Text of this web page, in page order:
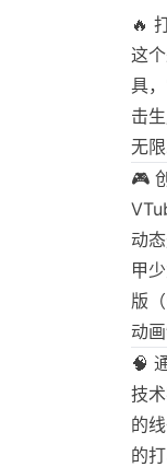
🔥
这
具
击
无
🎮
动
甲
版
动画
🧠
技
的
的